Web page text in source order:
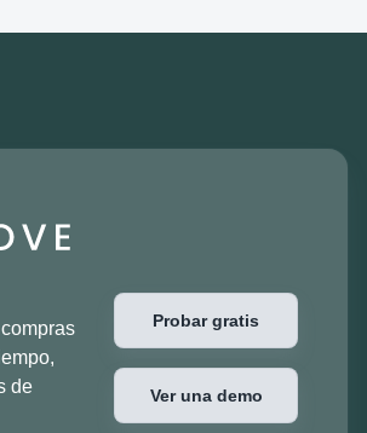
de
Probar gratis
Ver una demo